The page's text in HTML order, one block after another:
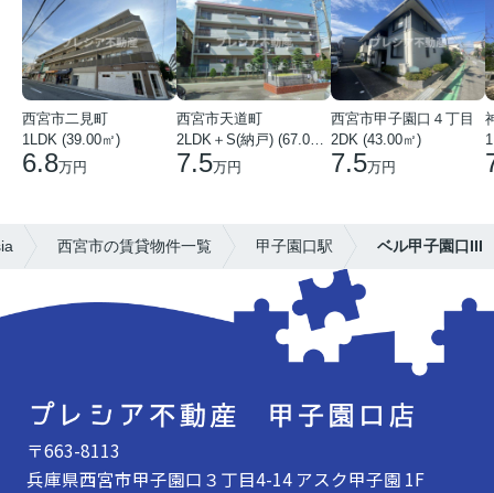
西宮市二見町
1LDK (39.00㎡)
6.8万円
西宮市天道町
2LDK＋S(納戸) (67.00㎡)
7.5万円
西宮市甲子園口４丁目
2DK (43.00㎡)
7.5万円
西宮市の賃貸物件一覧 甲子園口駅 ベル甲子園口III
〒663-8113
兵庫県西宮市甲子園口３丁目4-14 アスク甲子園 1F